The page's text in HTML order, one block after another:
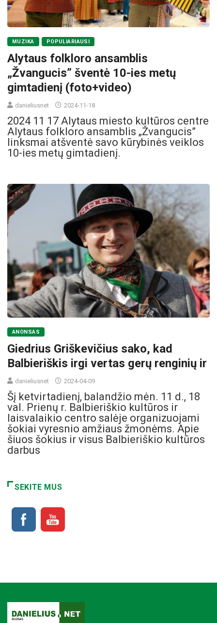
MUZIKA POPULIARIAUSI
Alytaus folkloro ansamblis
„Žvangucis” šventė 10-ies metų
gimtadienį (foto+video)
danieliusnet 2024-11-18
2024 11 17 Alytaus miesto kultūros centre
Alytaus folkloro ansamblis „Žvangucis”
linksmai atšventė savo kūrybinės veiklos
10-ies metų gimtadienį.
ANONSAS
Giedrius Griškevičius sako, kad
Balbieriškis irgi vertas gerų renginių ir
danieliusnet 2024-04-09
Šį ketvirtadienį, balandžio mėn. 11 d., 18
val. Prienų r. Balbieriškio kultūros ir
laisvalaikio centro salėje organizuojami
šokiai vyresnio amžiaus žmonėms. Apie
šiuos šokius ir visus Balbieriškio kultūros
darbus
SEKITE MUS